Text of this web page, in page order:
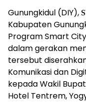
Gunungkidul (DIY),
Kabupaten
Program Smart
dalam gerakan
tersebut
Komunikasi dan
kepada Wakil
Hotel Tentrem,